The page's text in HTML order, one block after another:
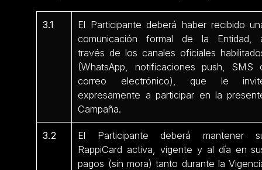
3.1
El Participante deberá haber recibido
comunicación formal de la Entidad,
través de los canales oficiales
(WhatsApp, notificaciones push, SMS
correo electrónico), que le
expresamente a participar en la
Campaña.
3.2
El Participante deberá mantener
RappiCard activa, vigente y al día en
pagos (sin mora) tanto durante la